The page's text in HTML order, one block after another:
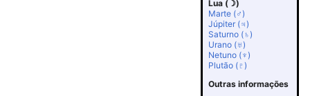
Lua (☽)
Marte (♂)
Júpiter (♃)
Saturno (♄)
Urano (♅)
Netuno (♆)
Plutão (♇)
Outras informações